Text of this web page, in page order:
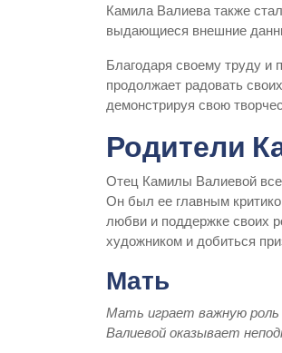
Камила Валиева также
выдающиеся внешние
Благодаря своему труду и
продолжает радовать
демонстрируя свою
Родители
Отец Камилы Валиевой
Он был ее главным
любви и поддержке своих
художником и добиться
Мать
Мать играет важную роль
Валиевой оказывает